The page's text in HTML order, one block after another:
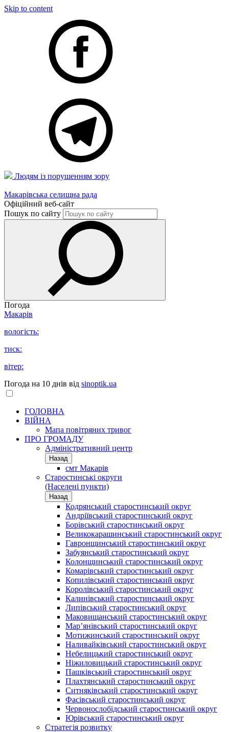
Skip to content
Людям із порушенням зору
Макарівська селищна рада
Офіційний веб-сайт
Пошук по сайту
Погода
Макарів
вологість:
тиск:
вітер:
Погода на 10 днів від sinoptik.ua
ГОЛОВНА
ВІЙНА
Мапа повітряних тривог
ПРО ГРОМАДУ
Aдміністративний центр
Назад
смт Макарів
Старостинські округи
(Населені пункти)
Назад
Кодрянський старостинський округ
Андріївський старостинський округ
Борівський старостинський округ
Великокарашинський старостинський округ
Гавронщинський старостинський округ
Забуянський старостинський округ
Колонщинський старостинський округ
Комарівський старостинський округ
Копилівський старостинський округ
Королівський старостинський округ
Калинівський старостинський округ
Липівський старостинський округ
Маковищанський старостинський округ
Мар’янівський старостинський округ
Мотижинський старостинський округ
Наливайківський старостинський округ
Небелицький старостинський округ
Ніжиловицький старостинський округ
Пашківський старостинський округ
Плахтянський старостинський округ
Ситняківський старостинський округ
Фасівський старостинський округ
Червонослобідський старостинський округ
Юрівський старостинський округ
Стратегія розвитку